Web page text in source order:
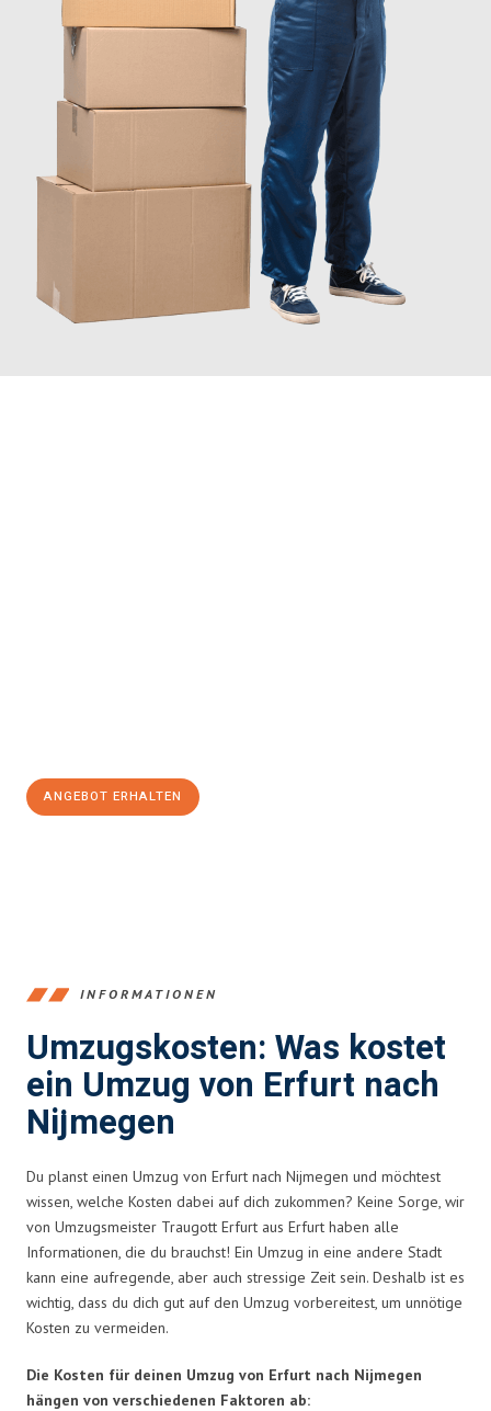
ANGEBOT ERHALTEN
INFORMATIONEN
Umzugskosten: Was kostet
ein Umzug von Erfurt nach
Nijmegen
Du planst einen Umzug von Erfurt nach Nijmegen und möchtest
wissen, welche Kosten dabei auf dich zukommen? Keine Sorge, wir
von Umzugsmeister Traugott Erfurt aus Erfurt haben alle
Informationen, die du brauchst! Ein Umzug in eine andere Stadt
kann eine aufregende, aber auch stressige Zeit sein. Deshalb ist es
wichtig, dass du dich gut auf den Umzug vorbereitest, um unnötige
Kosten zu vermeiden.
Die Kosten für deinen Umzug von Erfurt nach Nijmegen
hängen von verschiedenen Faktoren ab: